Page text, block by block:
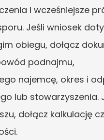
i wcześniejsze
Jeśli wniosek
obiegu, dołącz
podnajmu,
najemcę, okres i
lub stowarzyszenia.
dołącz kalkulację